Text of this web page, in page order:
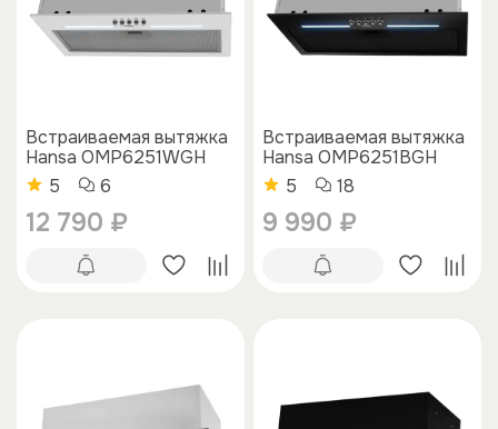
Встраиваемая вытяжка
Hansa OMP6251WGH
5
6
12 790 ₽
Встраиваемая вытяжка
Hansa OMP6251BGH
5
18
9 990 ₽